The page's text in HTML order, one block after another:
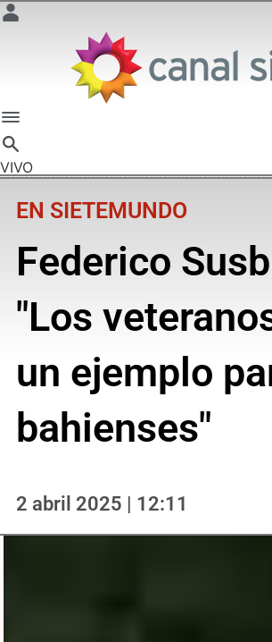
VIVO
EN SIETEMUNDO
Federico
"Los
un ejemplo
bahienses"
2 abril 2025 | 12:11